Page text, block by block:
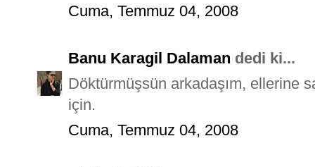
Cuma, Temmuz 04, 2008
Banu Karagil Dalaman dedi ki...
Döktürmüşsün arkadaşım, ellerine
için.
Cuma, Temmuz 04, 2008